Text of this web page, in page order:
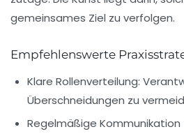
gemeinsames Ziel zu verfolgen.
Empfehlenswerte
Klare Rollenverteilung:
Überschneidungen zu
Regelmäßige Kommunikation